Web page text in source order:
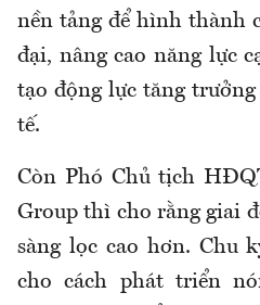
nền tảng để hình thành
đại, nâng cao năng lực
tạo động lực tăng
tế.
Còn Phó Chủ tịch
Group thì cho rằng giai
sàng lọc cao hơn. Chu
cho cách phát triển